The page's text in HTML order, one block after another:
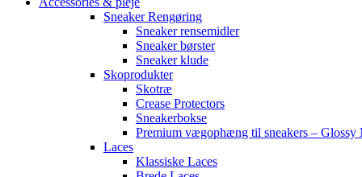
Sneaker Rengøring
Sneaker rensemidler
Sneaker børster
Sneaker klude
Skoprodukter
Skotræ
Crease Protectors
Sneakerbokse
Premium vægophæng til sneakers – Glossy
Laces
Klassiske Laces